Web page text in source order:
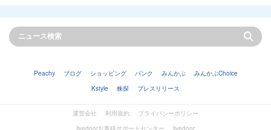
Peachy ブログ ショッピング バンク みんかぶ
みんかぶChoice
Kstyle
株探 プレスリリース
運営会社 利用規約
プライバシーポリシー
livedoorお客様サポートセンター
livedoor